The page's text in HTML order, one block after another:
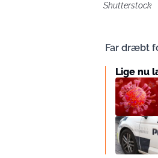
Shutterstock
Far dræbt
Lige nu